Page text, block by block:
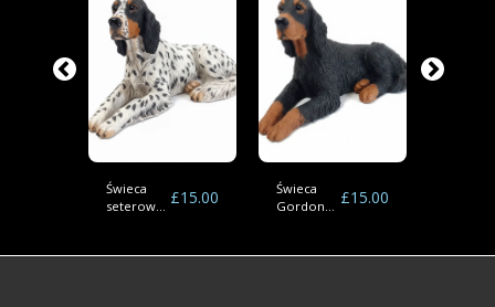
Świeca
seterowa
£15.00
Świeca
Gordona
£15.00